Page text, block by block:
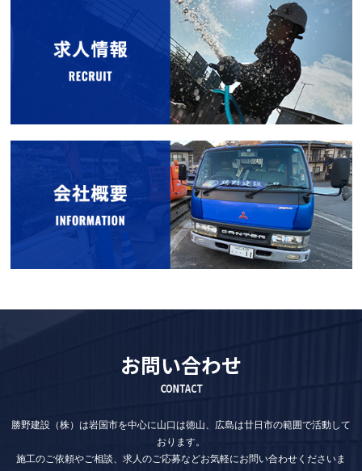
お問い合わせ
CONTACT
勝野建設（株）は岩国市を中心に山口は徳山、広島は廿日市の範囲で活動して
おります。
施工のご依頼やご相談、求人のご応募などお気軽にお問い合わせくださいま